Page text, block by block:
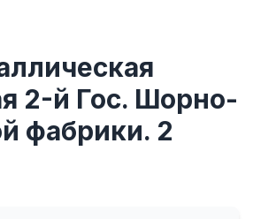
2-й Гос. Шорно-
фабрики. 2